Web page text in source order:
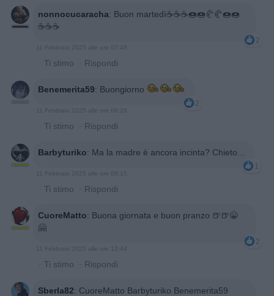
nonnocucaracha: Buon martedì☕☕☕🍩🍩🥐🥐🍩🍩
☕☕☕
2
11 Febbraio 2025 alle ore 07:48
· Ti stimo · Rispondi
Benemerita59: Buongiorno
2
11 Febbraio 2025 alle ore 08:26
· Ti stimo · Rispondi
Barbyturiko: Ma la madre è ancora incinta? Chieto...
1
11 Febbraio 2025 alle ore 09:15
· Ti stimo · Rispondi
CuoreMatto: Buona giornata e buon pranzo 🍺🍺😁
🤗
2
11 Febbraio 2025 alle ore 12:44
· Ti stimo · Rispondi
Sberla82: CuoreMatto Barbyturiko Benemerita59